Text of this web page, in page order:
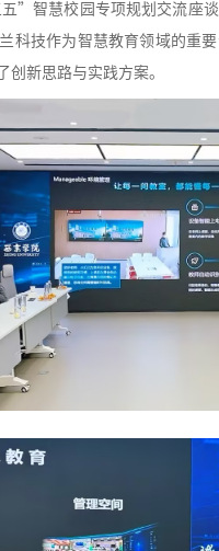
”智慧校园专项规划交流座
科技作为智慧教育领域的
创新思路与实践方案。